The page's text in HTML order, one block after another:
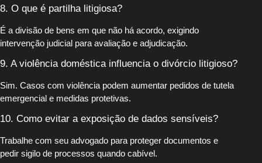
8. O que é partilha litigiosa?
É a divisão de bens em que não há acordo, exigindo
intervenção judicial para avaliação e adjudicação.
9. A violência doméstica influencia o divórcio litigioso?
Sim. Casos com violência podem aumentar pedidos de tutela
emergencial e medidas protetivas.
10. Como evitar a exposição de dados sensíveis?
Trabalhe com seu advogado para proteger documentos e
pedir sigilo de processos quando cabível.